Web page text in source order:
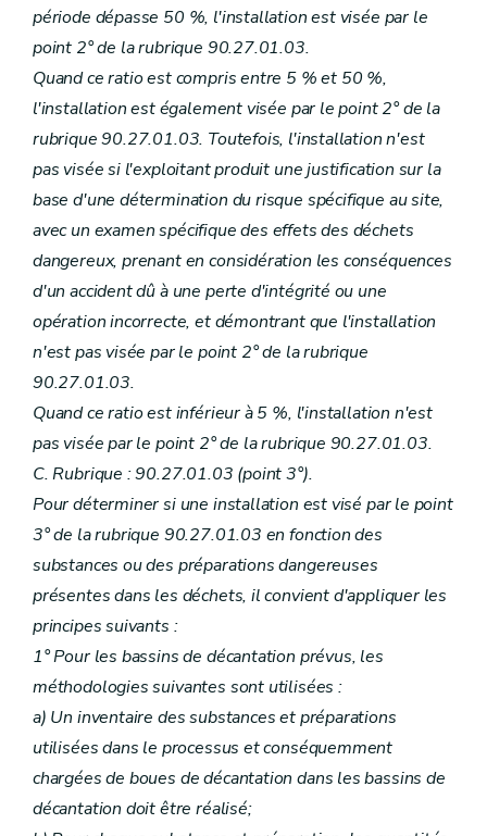
période dépasse 50 %, l'installation est visée par le
point 2° de la rubrique 90.27.01.03.
Quand ce ratio est compris entre 5 % et 50 %,
l'installation est également visée par le point 2° de la
rubrique 90.27.01.03. Toutefois, l'installation n'est
pas visée si l'exploitant produit une justification sur la
base d'une détermination du risque spécifique au site,
avec un examen spécifique des effets des déchets
dangereux, prenant en considération les conséquences
d'un accident dû à une perte d'intégrité ou une
opération incorrecte, et démontrant que l'installation
n'est pas visée par le point 2° de la rubrique
90.27.01.03.
Quand ce ratio est inférieur à 5 %, l'installation n'est
pas visée par le point 2° de la rubrique 90.27.01.03.
C. Rubrique : 90.27.01.03 (point 3°).
Pour déterminer si une installation est visé par le point
3° de la rubrique 90.27.01.03 en fonction des
substances ou des préparations dangereuses
présentes dans les déchets, il convient d'appliquer les
principes suivants :
1° Pour les bassins de décantation prévus, les
méthodologies suivantes sont utilisées :
a) Un inventaire des substances et préparations
utilisées dans le processus et conséquemment
chargées de boues de décantation dans les bassins de
décantation doit être réalisé;